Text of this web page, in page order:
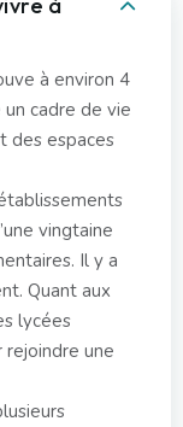
à environ 4
cadre de vie
des espaces
vingtaine
Il y a
Quant aux
lycées
rejoindre une